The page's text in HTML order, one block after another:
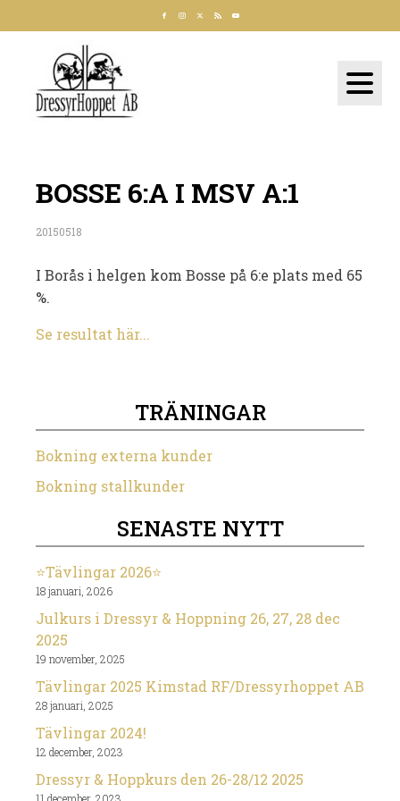
BOSSE 6:A I MSV A:1
20150518
I Borås i helgen kom Bosse på 6:e plats med 65
%.
Se resultat här...
TRÄNINGAR
Bokning externa kunder
Bokning stallkunder
SENASTE NYTT
⭐️Tävlingar 2026⭐️
18 januari, 2026
Julkurs i Dressyr & Hoppning 26, 27, 28 dec
2025
19 november, 2025
Tävlingar 2025 Kimstad RF/Dressyrhoppet AB
28 januari, 2025
Tävlingar 2024!
12 december, 2023
Dressyr & Hoppkurs den 26-28/12 2025
11 december, 2023